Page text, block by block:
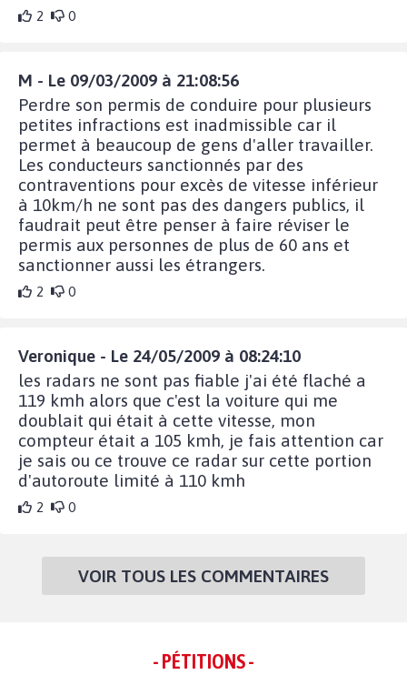
2 0
M - Le 09/03/2009 à 21:08:56
Perdre son permis de conduire pour plusieurs
petites infractions est inadmissible car il
permet à beaucoup de gens d'aller travailler.
Les conducteurs sanctionnés par des
contraventions pour excès de vitesse inférieur
à 10km/h ne sont pas des dangers publics, il
faudrait peut être penser à faire réviser le
permis aux personnes de plus de 60 ans et
sanctionner aussi les étrangers.
2 0
Veronique - Le 24/05/2009 à 08:24:10
les radars ne sont pas fiable j'ai été flaché a
119 kmh alors que c'est la voiture qui me
doublait qui était à cette vitesse, mon
compteur était a 105 kmh, je fais attention car
je sais ou ce trouve ce radar sur cette portion
d'autoroute limité à 110 kmh
2 0
VOIR TOUS LES COMMENTAIRES
- PÉTITIONS -